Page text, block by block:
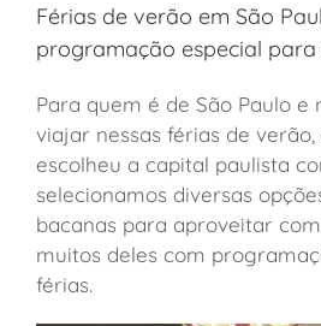
Férias de verão em São
programação especial para
Para quem é de São Paulo e
viajar nessas férias de
escolheu a capital paulista
selecionamos diversas
bacanas para aproveitar
muitos deles com
férias.